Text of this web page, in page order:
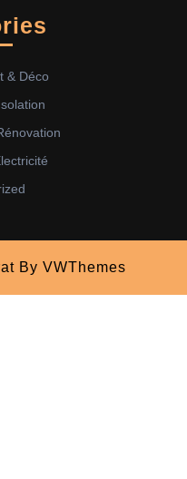
& Déco
By VWThemes